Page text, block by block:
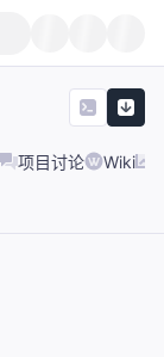
项目讨论 Wiki